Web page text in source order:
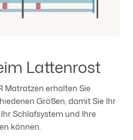
Lattenrost
Matratzen erhalten Sie
Größen, damit Sie Ihr
Schlafsystem und Ihre
können.